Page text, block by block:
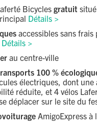
En savoir plus >
Bicyclesgratuit
Détails >
accessibles sans frais
Détails >
au centre-ville
100 %
électriques, dont une
réduite, et 4 vélos
déplacer sur le site du
AmigoExpress à